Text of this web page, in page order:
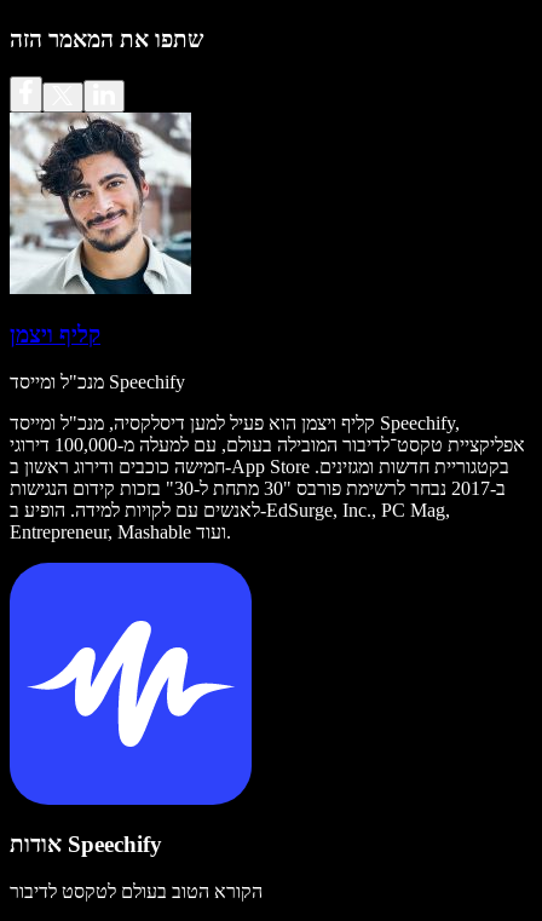
שתפו את המאמר הזה
קליף ויצמן
מנכ"ל ומייסד Speechify
קליף ויצמן הוא פעיל למען דיסלקסיה, מנכ"ל ומייסד Speechify,
אפליקציית טקסט־לדיבור המובילה בעולם, עם למעלה מ-100,000 דירוגי
חמישה כוכבים ודירוג ראשון ב-App Store בקטגוריית חדשות ומגזינים.
ב-2017 נבחר לרשימת פורבס "30 מתחת ל-30" בזכות קידום הנגישות
לאנשים עם לקויות למידה. הופיע ב-EdSurge, Inc., PC Mag,
Entrepreneur, Mashable ועוד.
אודות Speechify
הקורא הטוב בעולם לטקסט לדיבור